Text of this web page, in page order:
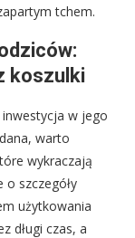
tchem.
koszulki
w jego
warto
wykraczają
szczegóły
użytkowania
długi czas, a